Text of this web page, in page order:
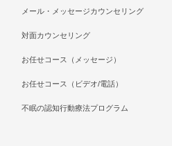
メール・メッセージカウンセリング
対面カウンセリング
お任せコース（メッセージ）
お任せコース（ビデオ/電話）
不眠の認知行動療法プログラム